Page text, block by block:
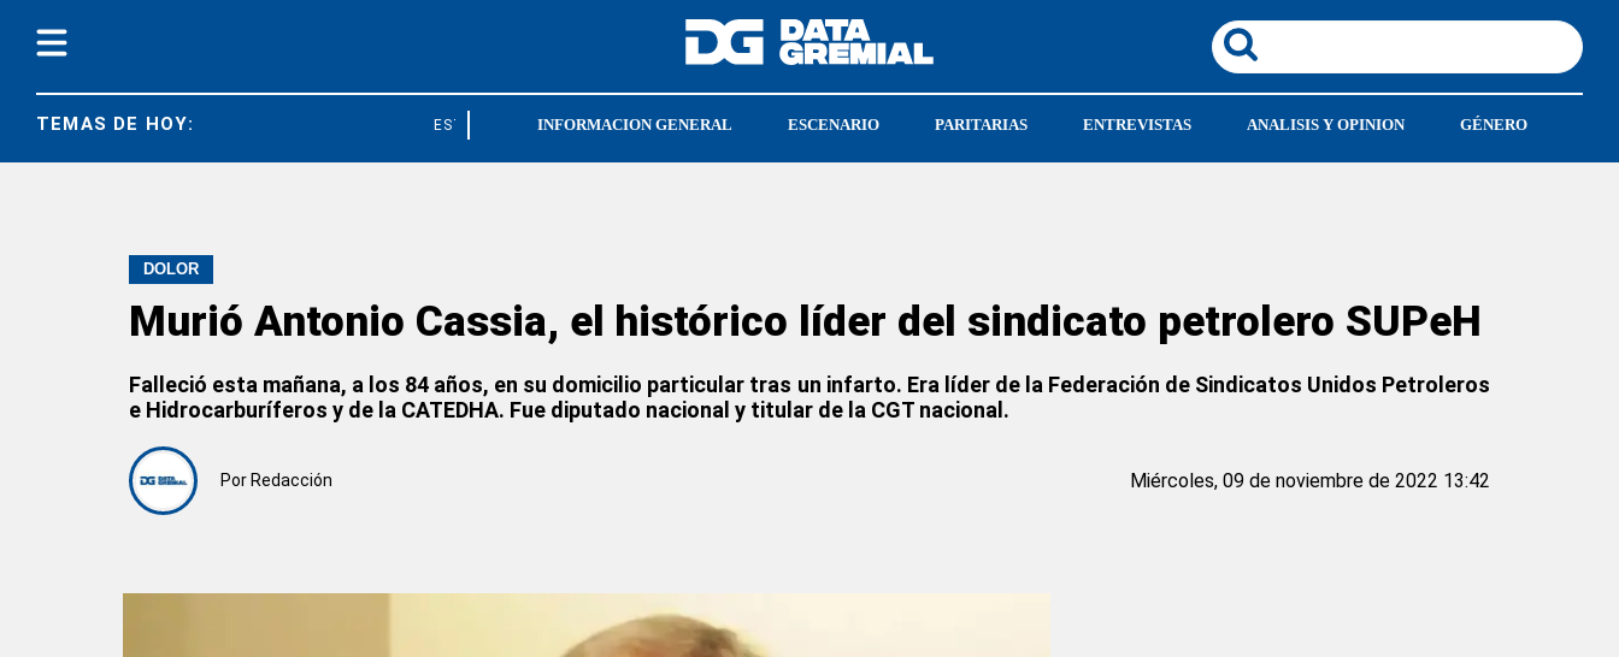
TEMAS DE HOY: ESTEBAN CABELLO PEABODY CRISTIAN JERÓNIMO
INFORMACION GENERAL ESCENARIO PARITARIAS ENTREVISTAS ANALISIS Y OPINION GÉNERO
DOLOR
Murió Antonio Cassia, el histórico líder del sindicato petrolero SUPeH
Falleció esta mañana, a los 84 años, en su domicilio particular tras un infarto. Era líder de la Federación de Sindicatos Unidos Petroleros
e Hidrocarburíferos y de la CATEDHA. Fue diputado nacional y titular de la CGT nacional.
Por Redacción Miércoles, 09 de noviembre de 2022 13:42